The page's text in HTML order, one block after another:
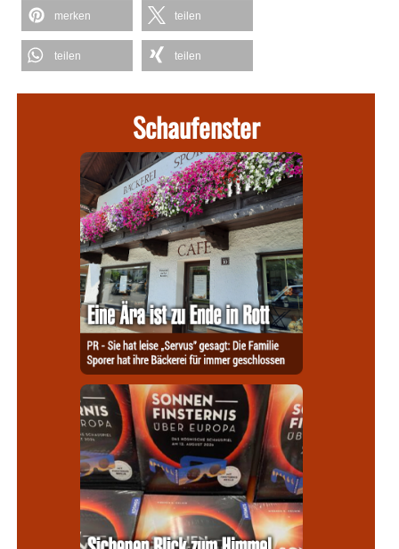
merken teilen
teilen teilen
Schaufenster